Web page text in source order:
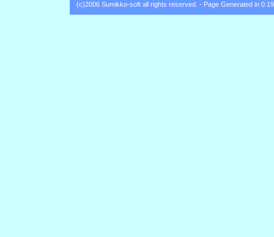
(c)2006 Sumikko-soft all rights reserved. - Page Generated in